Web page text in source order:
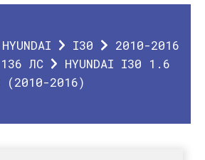
HYUNDAI I30
2010-2016
ЛС
HYUNDAI I30 1.6
(2010-2016)